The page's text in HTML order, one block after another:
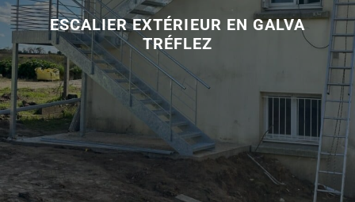
ESCALIER EXTÉRIEUR EN GALVA
TRÉFLEZ